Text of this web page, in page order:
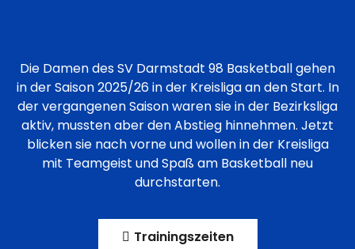
Die Damen des SV Darmstadt 98 Basketball gehen
in der Saison 2025/26 in der Kreisliga an den Start. In
der vergangenen Saison waren sie in der Bezirksliga
aktiv, mussten aber den Abstieg hinnehmen. Jetzt
blicken sie nach vorne und wollen in der Kreisliga
mit Teamgeist und Spaß am Basketball neu
durchstarten.
Trainingszeiten